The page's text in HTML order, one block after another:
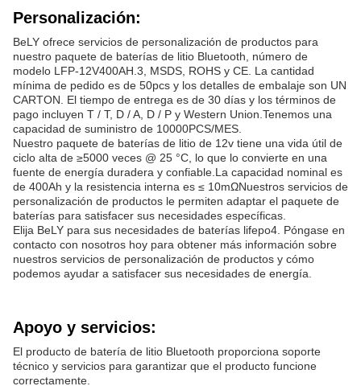
Personalización:
BeLY ofrece servicios de personalización de productos para
nuestro paquete de baterías de litio Bluetooth, número de
modelo LFP-12V400AH.3, MSDS, ROHS y CE. La cantidad
mínima de pedido es de 50pcs y los detalles de embalaje son UN
CARTON. El tiempo de entrega es de 30 días y los términos de
pago incluyen T / T, D / A, D / P y Western Union.Tenemos una
capacidad de suministro de 10000PCS/MES.
Nuestro paquete de baterías de litio de 12v tiene una vida útil de
ciclo alta de ≥5000 veces @ 25 °C, lo que lo convierte en una
fuente de energía duradera y confiable.La capacidad nominal es
de 400Ah y la resistencia interna es ≤ 10mΩNuestros servicios de
personalización de productos le permiten adaptar el paquete de
baterías para satisfacer sus necesidades específicas.
Elija BeLY para sus necesidades de baterías lifepo4. Póngase en
contacto con nosotros hoy para obtener más información sobre
nuestros servicios de personalización de productos y cómo
podemos ayudar a satisfacer sus necesidades de energía.
Apoyo y servicios:
El producto de batería de litio Bluetooth proporciona soporte
técnico y servicios para garantizar que el producto funcione
correctamente.